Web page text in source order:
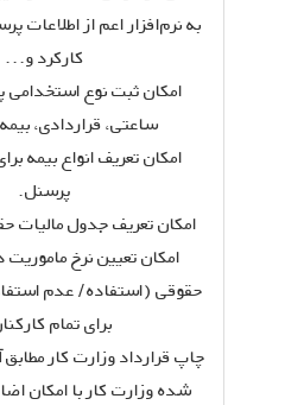
به نرم‌افزار اعم از اطلاعات
کارکرد و...
امکان ثبت نوع استخدامی
ساعتی، قراردادی،
امکان تعریف انواع بیمه
پرسنل.
امکان تعریف جدول مالیات
امکان تعیین نرخ ماموریت
حقوقی (استفاده / عدم
برای تمام
چاپ قرارداد وزارت کار مطابق
شده وزارت کار با امکان